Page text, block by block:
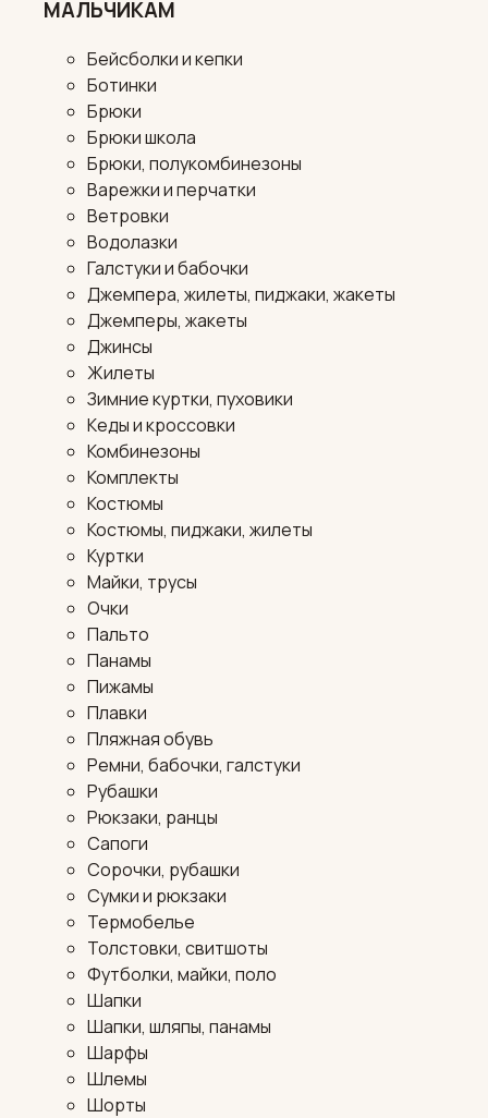
МАЛЬЧИКАМ
Бейсболки и кепки
Ботинки
Брюки
Брюки школа
Брюки, полукомбинезоны
Варежки и перчатки
Ветровки
Водолазки
Галстуки и бабочки
Джемпера, жилеты, пиджаки, жакеты
Джемперы, жакеты
Джинсы
Жилеты
Зимние куртки, пуховики
Кеды и кроссовки
Комбинезоны
Комплекты
Костюмы
Костюмы, пиджаки, жилеты
Куртки
Майки, трусы
Очки
Пальто
Панамы
Пижамы
Плавки
Пляжная обувь
Ремни, бабочки, галстуки
Рубашки
Рюкзаки, ранцы
Сапоги
Сорочки, рубашки
Сумки и рюкзаки
Термобелье
Толстовки, свитшоты
Футболки, майки, поло
Шапки
Шапки, шляпы, панамы
Шарфы
Шлемы
Шорты